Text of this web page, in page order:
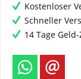
Kostenloser
Schneller
14 Tage